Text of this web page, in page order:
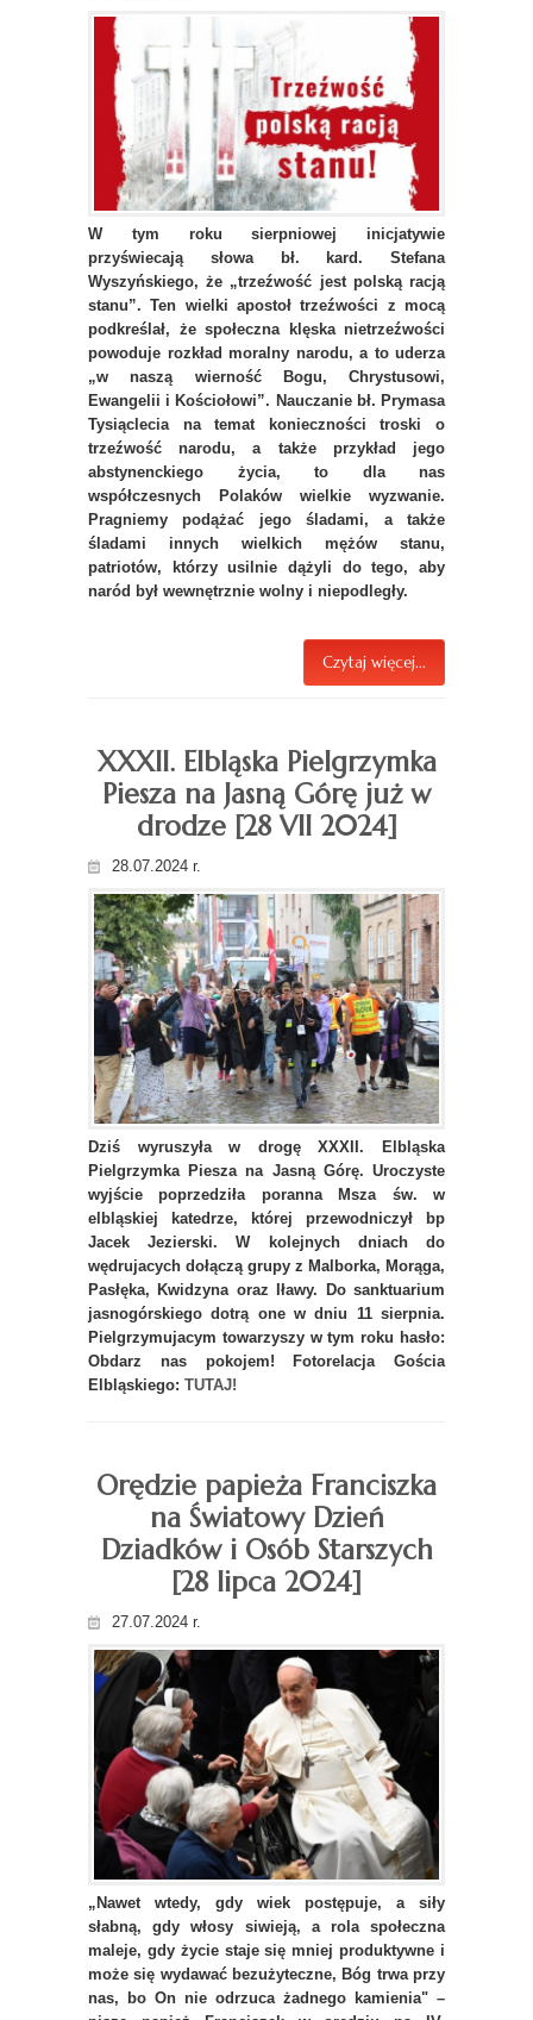
W tym roku sierpniowej inicjatywie
przyświecają słowa bł. kard. Stefana
Wyszyńskiego, że „trzeźwość jest polską racją
stanu”. Ten wielki apostoł trzeźwości z mocą
podkreślał, że społeczna klęska nietrzeźwości
powoduje rozkład moralny narodu, a to uderza
„w naszą wierność Bogu, Chrystusowi,
Ewangelii i Kościołowi”. Nauczanie bł. Prymasa
Tysiąclecia na temat konieczności troski o
trzeźwość narodu, a także przykład jego
abstynenckiego życia, to dla nas
współczesnych Polaków wielkie wyzwanie.
Pragniemy podążać jego śladami, a także
śladami innych wielkich mężów stanu,
patriotów, którzy usilnie dążyli do tego, aby
naród był wewnętrznie wolny i niepodległy.
Czytaj więcej...
XXXII. Elbląska Pielgrzymka
Piesza na Jasną Górę już w
drodze [28 VII 2024]
28.07.2024 r.
Dziś wyruszyła w drogę XXXII. Elbląska
Pielgrzymka Piesza na Jasną Górę. Uroczyste
wyjście poprzedziła poranna Msza św. w
elbląskiej katedrze, której przewodniczył bp
Jacek Jezierski. W kolejnych dniach do
wędrujacych dołączą grupy z Malborka, Morąga,
Pasłęka, Kwidzyna oraz Iławy. Do sanktuarium
jasnogórskiego dotrą one w dniu 11 sierpnia.
Pielgrzymujacym towarzyszy w tym roku hasło:
Obdarz nas pokojem! Fotorelacja Gościa
Elbląskiego: TUTAJ!
Orędzie papieża Franciszka
na Światowy Dzień
Dziadków i Osób Starszych
[28 lipca 2024]
27.07.2024 r.
„Nawet wtedy, gdy wiek postępuje, a siły
słabną, gdy włosy siwieją, a rola społeczna
maleje, gdy życie staje się mniej produktywne i
może się wydawać bezużyteczne, Bóg trwa przy
nas, bo On nie odrzuca żadnego kamienia" –